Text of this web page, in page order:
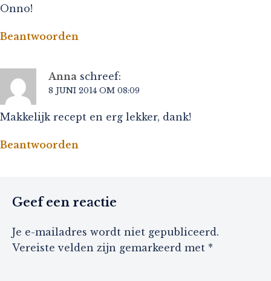
Onno!
Beantwoorden
Anna schreef:
8 JUNI 2014 OM 08:09
Makkelijk recept en erg lekker, dank!
Beantwoorden
Geef een reactie
Je e-mailadres wordt niet gepubliceerd.
Vereiste velden zijn gemarkeerd met *